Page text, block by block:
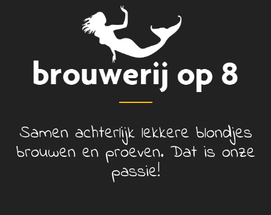
Samen achterlijk lekkere blondjes
brouwen en proeven. Dat is onze
passie!